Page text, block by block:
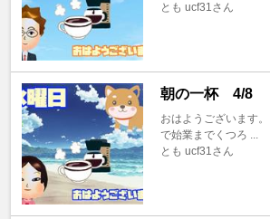
とも ucf31さん
朝の一杯 4/8
おはようございます
で始業までくつろ ...
とも ucf31さん